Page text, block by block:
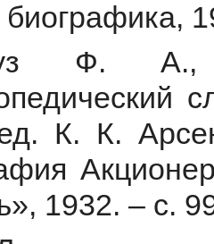
Ф.
К. К.
1932. – с.